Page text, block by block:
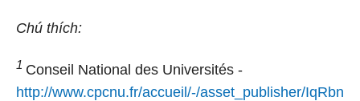
Chú thích:
1 Conseil National des Universités -
http://www.cpcnu.fr/accueil/-/asset_publisher/IqRbn